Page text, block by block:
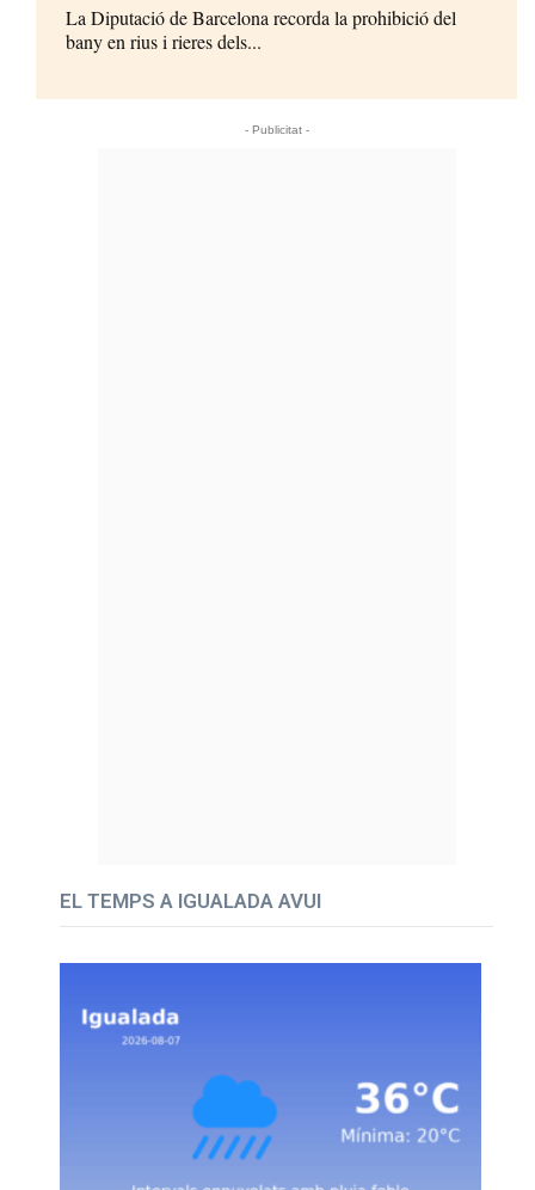
La Diputació de Barcelona recorda la prohibició del
bany en rius i rieres dels...
- Publicitat -
EL TEMPS A IGUALADA AVUI